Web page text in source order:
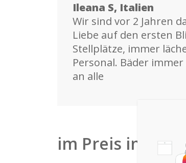
Ileana S, Italien
Wir sind vor 2 Jahren
Liebe auf den ersten
Stellplätze, immer
Personal. Bäder
an alle
im Preis